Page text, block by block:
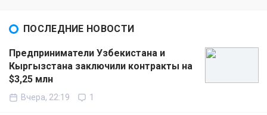
ПОСЛЕДНИЕ НОВОСТИ
Предприниматели Узбекистана и
Кыргызстана заключили контракты на
$3,25 млн
Вчера, 22:19 1